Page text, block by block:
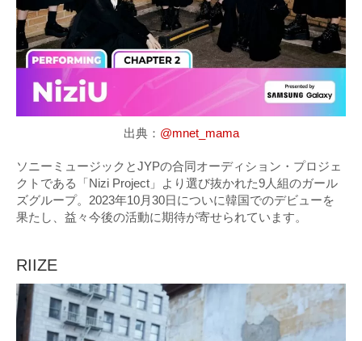
出典： @mnet_mama
ソニーミュージックとJYPの合同オーディション・プロジェ
クトである「Nizi Project」より選び抜かれた9人組のガール
ズグループ。2023年10月30日についに韓国でのデビューを
果たし、益々今後の活動に期待が寄せられています。
RIIZE